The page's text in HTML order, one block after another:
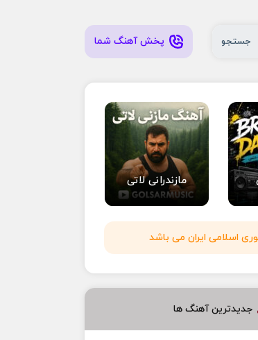
جستجو پخش آهنگ شما
مازندرانی لاتی
اسلامی ایران می باشد
جدیدترین آهنگ ها